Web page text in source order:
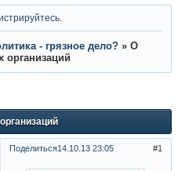
- грязное дело? » О
организаций
Поделиться 1
14.10.13 23:05